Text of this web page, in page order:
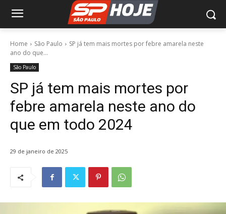
Home São Paulo
SP já tem mais mortes por febre amarela neste
ano do que...
São Paulo
SP já tem mais mortes por
febre amarela neste ano do
que em todo 2024
29 de janeiro de 2025